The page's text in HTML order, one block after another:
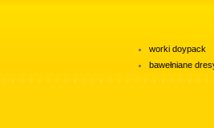
worki doypack
bawełniane